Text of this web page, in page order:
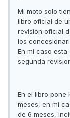
Mi moto solo
libro oficial de
revision oficial
los
En mi caso
segunda
En el libro pone
meses, en mi
de 6 meses,